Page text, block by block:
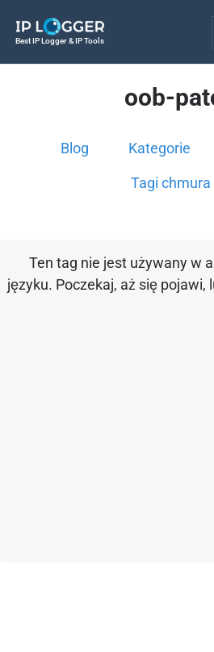
Best IP Logger & IP Tools
oob-
Blog Kategorie
Tagi chmura